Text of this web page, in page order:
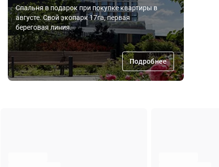
Спальня в подарок при покупке квартиры в
августе. Свой экопарк 17га, первая
береговая линия.
Подробнее